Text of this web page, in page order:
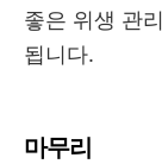
좋은 위생 관
됩니다.
마무리